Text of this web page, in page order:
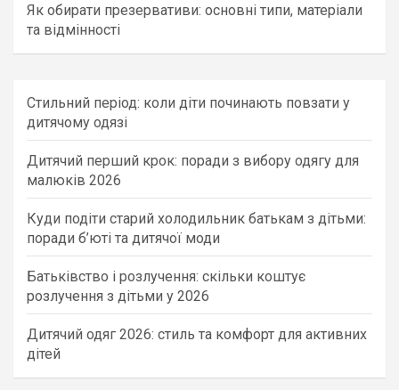
Як обирати презервативи: основні типи, матеріали
та відмінності
Стильний період: коли діти починають повзати у
дитячому одязі
Дитячий перший крок: поради з вибору одягу для
малюків 2026
Куди подіти старий холодильник батькам з дітьми:
поради б’юті та дитячої моди
Батьківство і розлучення: скільки коштує
розлучення з дітьми у 2026
Дитячий одяг 2026: стиль та комфорт для активних
дітей